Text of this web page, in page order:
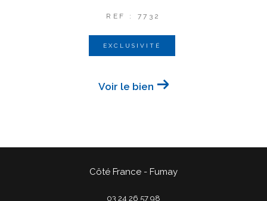
REF : 7732
EXCLUSIVITÉ
Voir le bien
Côté France - Fumay
03 24 26 57 98